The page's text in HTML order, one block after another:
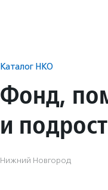
Каталог НКО
Фонд,
и
Нижний Новгород